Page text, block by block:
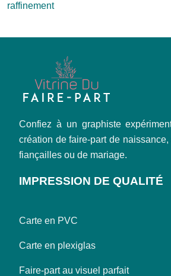
raffinement
Confiez à un graphiste
création de faire-part de naissance,
fiançailles ou de mariage.
IMPRESSION DE QUALITÉ
Carte en PVC
Carte en plexiglas
Faire-part au visuel parfait